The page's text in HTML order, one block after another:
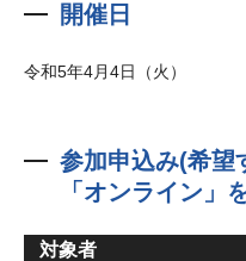
開催日
令和5年4月4日（火）
参加申込み(希望
「オンライン」
対象者